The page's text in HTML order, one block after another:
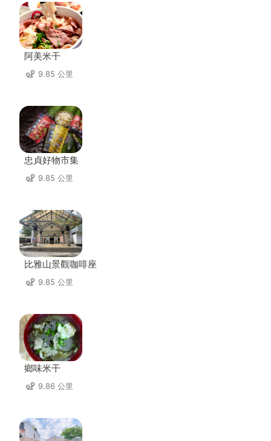
阿美米干
9.85 公里
忠貞好物市集
9.85 公里
比雅山景觀咖啡座
9.85 公里
鄉味米干
9.86 公里